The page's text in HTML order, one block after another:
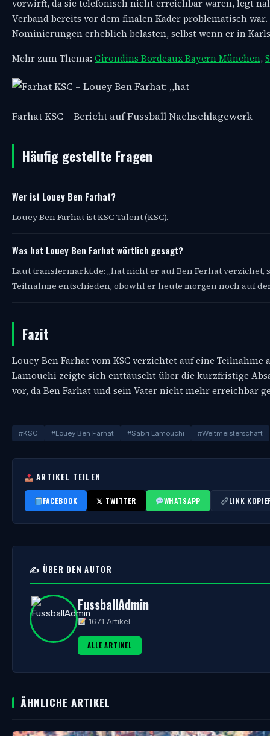
vorwirft, da sie telefonisch nicht erreichbar waren, legt
Verband bereits vor dem finalen Kader problematisch
Nominierungen erheblich belasten, selbst wenn er in
Mehr zum Thema: Girondins Bordeaux Bayern München,
Farhat KSC – Bericht auf Fussball Nachschlagewerk
Häufig gestellte Fragen
Wer ist Louey Ben Farhat?
Louey Ben Farhat ist KSC-Talent (KSC).
Was hat Louey Ben Farhat wörtlich gesagt?
Laut transfermarkt.de: „hat nicht er auf Ben Ferhat
Teilnahme entschieden, obowhl er heute morgen noch auf der
Fazit
Louey Ben Farhat vom KSC verzichtet auf eine
Lamouchi zeigte sich enttäuscht über die kurzfristige
vor, da Ben Farhat und sein Vater nicht mehr erreichbar
#KSC #Louey Ben Farhat #Sabri Lamouchi #Weltmeisterschaft
ARTIKEL TEILEN
FACEBOOK 𝕏 TWITTER WHATSAPP LINK
✍️ ÜBER DEN AUTOR
FussballAdmin
1671 Artikel
ALLE ARTIKEL
ÄHNLICHE ARTIKEL